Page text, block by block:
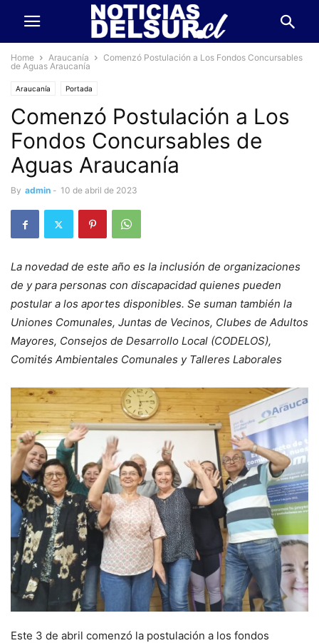
Home Araucanía
Comenzó Postulación a Los Fondos Concursables
de Aguas Araucanía
Araucanía Portada
Comenzó Postulación a Los
Fondos Concursables de
Aguas Araucanía
By admin - 10 de abril de 2023
La novedad de este año es la inclusión de organizaciones
de y para personas con discapacidad quienes pueden
postular a los aportes disponibles. Se suman también la
Uniones Comunales, Juntas de Vecinos, Clubes de Adultos
Mayores, Consejos de Desarrollo Local (CODELOS),
Comités Ambientales Comunales y Talleres Laborales
Este 3 de abril comenzó la postulación a los fondos